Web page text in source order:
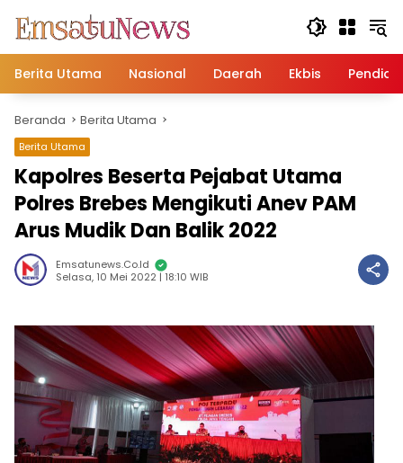
konten
Berita Utama
Nasional Daerah Ekbis
Beranda Berita Utama
Berita Utama
Kapolres Beserta Pejabat Utama
Polres Brebes Mengikuti Anev PAM
Arus Mudik Dan Balik 2022
Emsatunews.co.id
Selasa, 10 Mei 2022 | 18:10 WIB